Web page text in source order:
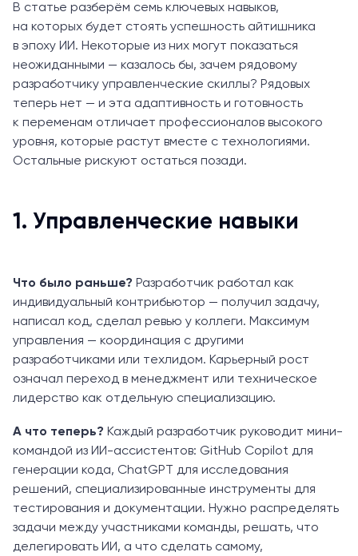
В статье разберём семь ключевых навыков,
на которых будет стоять успешность айтишника
в эпоху ИИ. Некоторые из них могут показаться
неожиданными — казалось бы, зачем рядовому
разработчику управленческие скиллы? Рядовых
теперь нет — и эта адаптивность и готовность
к переменам отличает профессионалов высокого
уровня, которые растут вместе с технологиями.
Остальные рискуют остаться позади.
1. Управленческие навыки
Что было раньше? Разработчик работал как
индивидуальный контрибьютор — получил задачу,
написал код, сделал ревью у коллеги. Максимум
управления — координация с другими
разработчиками или техлидом. Карьерный рост
означал переход в менеджмент или техническое
лидерство как отдельную специализацию.
А что теперь? Каждый разработчик руководит мини-
командой из ИИ-ассистентов: GitHub Copilot для
генерации кода, ChatGPT для исследования
решений, специализированные инструменты для
тестирования и документации. Нужно распределять
задачи между участниками команды, решать, что
делегировать ИИ, а что сделать самому,